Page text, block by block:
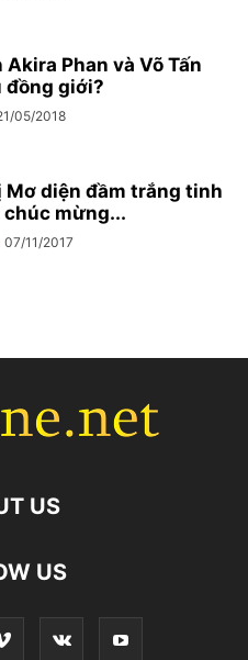
Akira Phan và Võ Tấn
đồng giới?
05/2018
Mơ diện đầm trắng tinh
chúc mừng...
07/11/2017
US
US